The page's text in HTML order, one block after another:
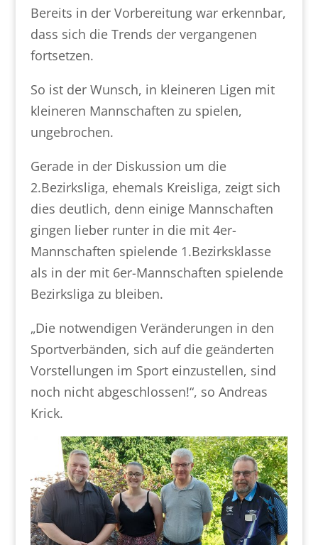
Bereits in der Vorbereitung war erkennbar,
dass sich die Trends der vergangenen
fortsetzen.
So ist der Wunsch, in kleineren Ligen mit
kleineren Mannschaften zu spielen,
ungebrochen.
Gerade in der Diskussion um die
2.Bezirksliga, ehemals Kreisliga, zeigt sich
dies deutlich, denn einige Mannschaften
gingen lieber runter in die mit 4er-
Mannschaften spielende 1.Bezirksklasse
als in der mit 6er-Mannschaften spielende
Bezirksliga zu bleiben.
„Die notwendigen Veränderungen in den
Sportverbänden, sich auf die geänderten
Vorstellungen im Sport einzustellen, sind
noch nicht abgeschlossen!“, so Andreas
Krick.